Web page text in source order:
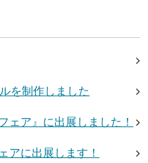
を制作しました
ェア』に出展しました！
アに出展します！